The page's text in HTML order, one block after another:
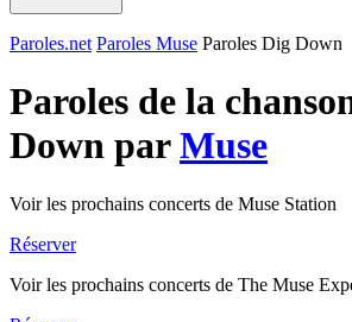
Paroles.net Paroles Muse Paroles Dig Down
Paroles de la
Down parMuse
Voir les prochains concerts de Muse Station
Réserver
Voir les prochains concerts de The Muse